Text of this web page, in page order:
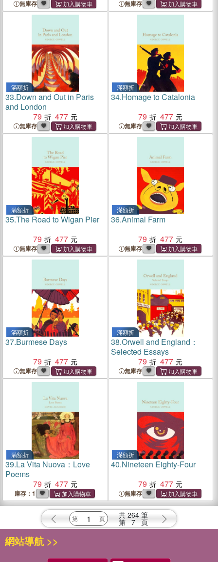
無庫存 無庫存
滿額折
33.Down and Out in Paris
and London
79
477
無庫存
滿額折
34.Homage to Catalonia
79
477
無庫存
滿額折
35.The Road to Wigan Pier
79
477
無庫存
滿額折
36.Animal Farm
79
477
無庫存
滿額折
37.Burmese Days
79
477
無庫存
滿額折
38.Orwell and England：
Selected Essays
79
477
無庫存
滿額折
39.La Vita Nuova：Love
Poems
79
477
庫存：1
滿額折
40.Nineteen Eighty-Four
79
477
無庫存
共 264 筆
第 7 頁
網站導航 >>